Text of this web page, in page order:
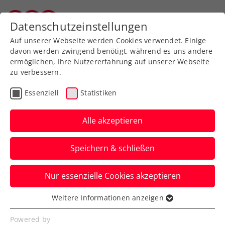
Aktuelle News
News filtern
Datenschutzeinstellungen
Auf unserer Webseite werden Cookies verwendet. Einige
davon werden zwingend benötigt, während es uns andere
ermöglichen, Ihre Nutzererfahrung auf unserer Webseite
zu verbessern.
Essenziell Statistiken
Alle akzeptieren
Speichern & schließen
Nur essenzielle Cookies akzeptieren
Essenziell
Essenzielle Cookies werden für grundlegende
Weitere Informationen anzeigen
Powered by